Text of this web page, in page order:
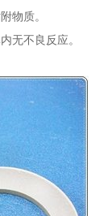
物质。
无不良反应。